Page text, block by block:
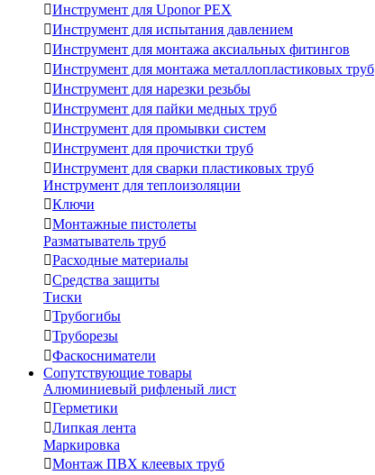
Инструмент для Uponor PEX
Инструмент для испытания давлением
Инструмент для монтажа аксиальных фитингов
Инструмент для монтажа металлопластиковых труб
Инструмент для нарезки резьбы
Инструмент для пайки медных труб
Инструмент для промывки систем
Инструмент для прочистки труб
Инструмент для сварки пластиковых труб
Инструмент для теплоизоляции
Ключи
Монтажные пистолеты
Разматыватель труб
Расходные материалы
Средства защиты
Тиски
Трубогибы
Труборезы
Фаскосниматели
Сопутствующие товары
Алюминиевый рифленый лист
Герметики
Липкая лента
Маркировка
Монтаж ПВХ клеевых труб